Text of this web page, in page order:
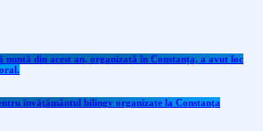
nuntă din acest an, organizată în Constanța, a avut loc
învăţământul bilingv organizate la Constanţa